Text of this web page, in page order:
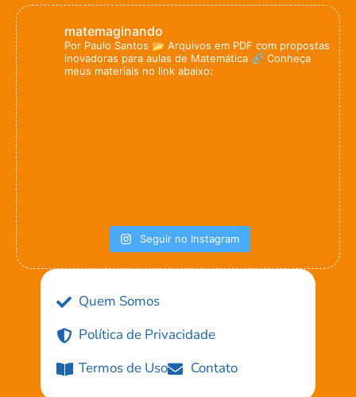
matemaginando
Por Paulo Santos 📂 Arquivos em PDF com propostas
inovadoras para aulas de Matemática 🔗 Conheça
meus materiais no link abaixo:
Seguir no Instagram
Quem Somos
Política de Privacidade
Termos de Uso
Contato